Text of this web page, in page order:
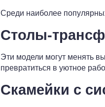
Среди наиболее
Столы-
Эти модели могут менять
превратиться в уютное
Скамейки с